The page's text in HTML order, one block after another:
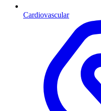
Cardiovascular